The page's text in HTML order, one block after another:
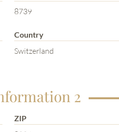
8739
Country
Switzerland
2
ZIP